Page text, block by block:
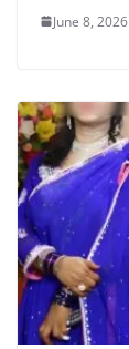
June 8, 2026